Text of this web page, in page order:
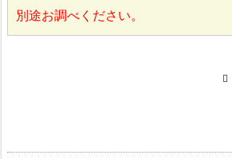
別途お調べください。
